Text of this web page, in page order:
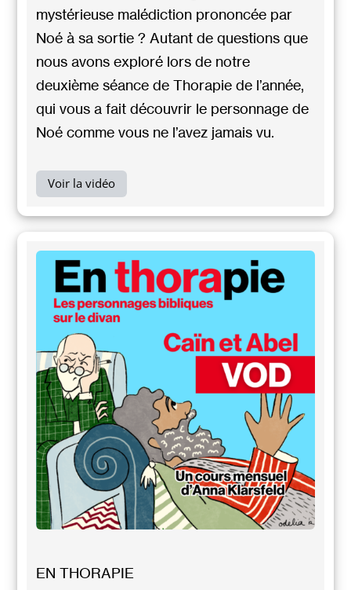
mystérieuse malédiction prononcée par
Noé à sa sortie ? Autant de questions que
nous avons exploré lors de notre
deuxième séance de Thorapie de l’année,
qui vous a fait découvrir le personnage de
Noé comme vous ne l’avez jamais vu.
Voir la vidéo
EN THORAPIE